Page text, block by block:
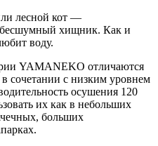
лесной кот —
хищник. Как и
воду.
YAMANEKO отличаются
сочетании с низким уровнем
осушения 120
их как в небольших
больших